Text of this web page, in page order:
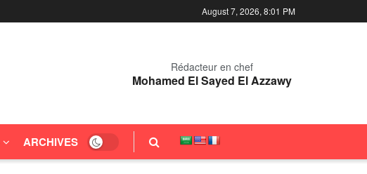
August 7, 2026, 8:01 PM
Rédacteur en chef
Mohamed El Sayed El Azzawy
ARCHIVES